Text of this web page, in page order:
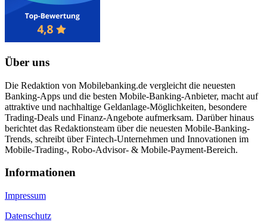
Über uns
Die Redaktion von Mobilebanking.de vergleicht die neuesten
Banking-Apps und die besten Mobile-Banking-Anbieter, macht auf
attraktive und nachhaltige Geldanlage-Möglichkeiten, besondere
Trading-Deals und Finanz-Angebote aufmerksam. Darüber hinaus
berichtet das Redaktionsteam über die neuesten Mobile-Banking-
Trends, schreibt über Fintech-Unternehmen und Innovationen im
Mobile-Trading-, Robo-Advisor- & Mobile-Payment-Bereich.
Informa­tionen
Impressum
Datenschutz